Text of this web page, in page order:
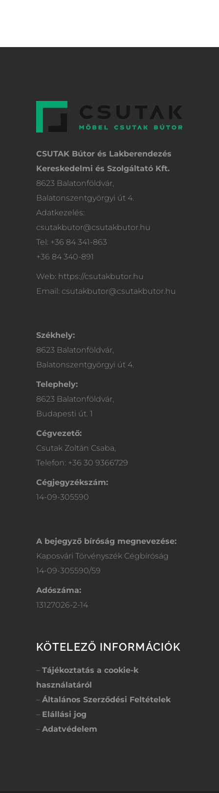
CSUTAK Bútor és Lakberendezés
Kereskedelmi és Szolgáltató Kft.
8623 Balatonföldvár,
Balatonszentgyörgyi út 4.
Adatkezelés:
csutakbutor@csutakbutor.hu
Tel: +36 84 341-863
+36 84 340-891
Web: https://csutakbutor.hu
Email: csutakbutor@csutakbutor.hu
Székhely:
8623 Balatonföldvár,
Balatonszentgyörgyi út 4.
Telephely:
8623 Balatonföldvár,
Budapesti út. 1
Cégvezető:
Csutak Zoltán Csaba,
Telefon: +36 30 9366729
Cégjegyzékszám:
14-09-305590
A bejegyző bíróság megnevezése:
Kaposvári Törvényszék Cégbíróság
14-09-305590/59
Adószáma:
13127026-2-14
KÖTELEZŐ INFORMÁCIÓK
– Tájékoztatás a cookie-k
használatáról
– Általános Szerződési Feltételek
– Elállási jog
– Adatvédelem